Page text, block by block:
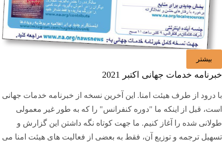
بیشتر
خبرنامه خدمات جهانی اکتبر 2021
با درود از طرف هیئت امنا. این آخرین نسخه از خبرنامه خدمات جهانی
است، قبل از اینکه ما "دوره کنفرانس" را که به طور غیر معمولی
طولانی شده را آغاز کنیم. ما جهت کوتاه نگه داشتن این گزارش و
تسهیل ترجمه و توزیع آن، فقط به بعضی از فعالیت های هیئت امنا می